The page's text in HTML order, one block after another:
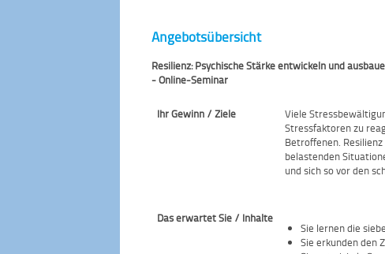
Angebotsübersicht
Resilienz: Psychische Stärke entwickeln und
- Online-Seminar
Ihr Gewinn / Ziele
Viele
Stressfaktoren zu
Betroffenen.
belastenden
und sich so vor den
Das erwartet Sie / Inhalte
Sie lernen die
Sie erkunden den